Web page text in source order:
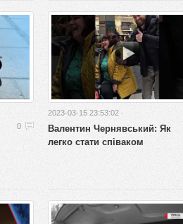
0
2023-03-15 23:53:02 ·
Валентин Чернявський: Як
легко стати співаком